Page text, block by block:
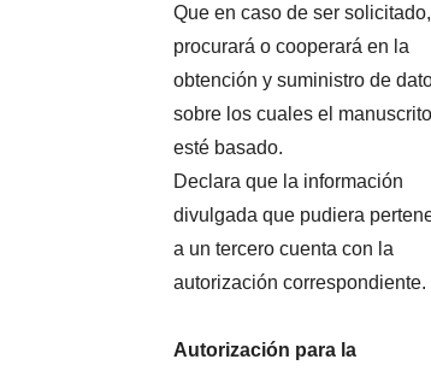
Que en caso de ser solicitado,
procurará o cooperará en la
obtención y suministro de
sobre los cuales el manuscrito
esté basado.
Declara que la información
divulgada que pudiera
a un tercero cuenta con la
autorización correspondiente.
Autorización para la